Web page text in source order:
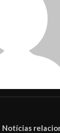
Notícias